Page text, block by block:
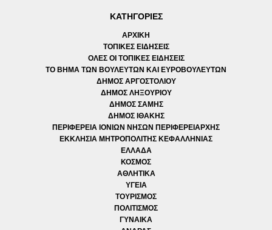
ΚΑΤΗΓΟΡΙΕΣ
ΑΡΧΙΚΗ
ΤΟΠΙΚΕΣ ΕΙΔΗΣΕΙΣ
ΟΛΕΣ ΟΙ ΤΟΠΙΚΕΣ ΕΙΔΗΣΕΙΣ
ΤΟ ΒΗΜΑ ΤΩΝ ΒΟΥΛΕΥΤΩΝ ΚΑΙ ΕΥΡΟΒΟΥΛΕΥΤΩΝ
ΔΗΜΟΣ ΑΡΓΟΣΤΟΛΙΟΥ
ΔΗΜΟΣ ΛΗΞΟΥΡΙΟΥ
ΔΗΜΟΣ ΣΑΜΗΣ
ΔΗΜΟΣ ΙΘΑΚΗΣ
ΠΕΡΙΦΕΡΕΙΑ ΙΟΝΙΩΝ ΝΗΣΩΝ ΠΕΡΙΦΕΡΕΙΑΡΧΗΣ
ΕΚΚΛΗΣΙΑ ΜΗΤΡΟΠΟΛΙΤΗΣ ΚΕΦΑΛΛΗΝΙΑΣ
ΕΛΛΑΔΑ
ΚΟΣΜΟΣ
ΑΘΛΗΤΙΚΑ
ΥΓΕΙΑ
ΤΟΥΡΙΣΜΟΣ
ΠΟΛΙΤΙΣΜΟΣ
ΓΥΝΑΙΚΑ